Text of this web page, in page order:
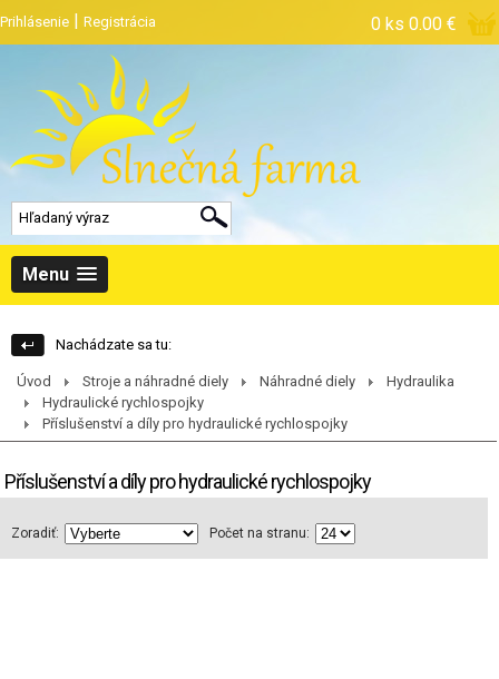
Prihlásenie | Registrácia 0 ks 0.00 €
Menu
Nachádzate sa tu:
Úvod Stroje a náhradné diely Náhradné diely
Hydraulika
Hydraulické rychlospojky
Příslušenství a díly pro hydraulické rychlospojky
Příslušenství a díly pro hydraulické rychlospojky
Zoradiť: Počet na stranu: